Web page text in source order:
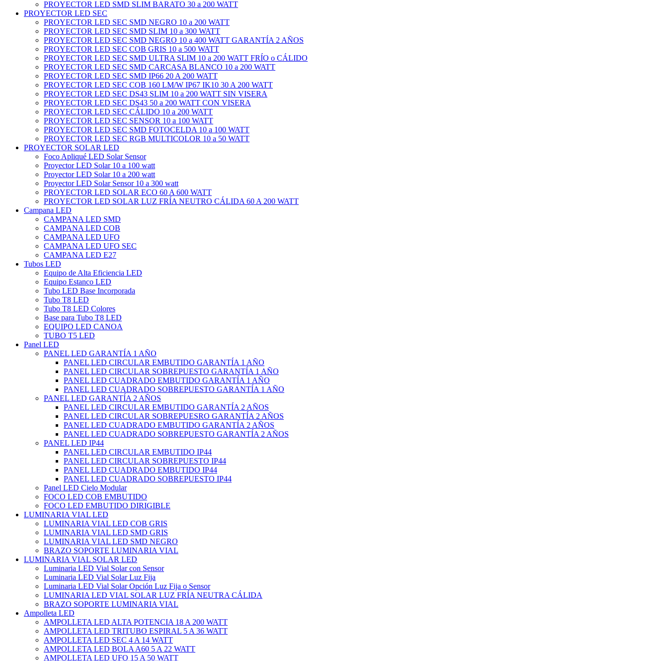
PROYECTOR LED SMD SLIM BARATO 30 a 200 WATT
PROYECTOR LED SEC
PROYECTOR LED SEC SMD NEGRO 10 a 200 WATT
PROYECTOR LED SEC SMD SLIM 10 a 300 WATT
PROYECTOR LED SEC SMD NEGRO 10 a 400 WATT GARANTÍA 2 AÑOS
PROYECTOR LED SEC COB GRIS 10 a 500 WATT
PROYECTOR LED SEC SMD ULTRA SLIM 10 a 200 WATT FRÍO o CÁLIDO
PROYECTOR LED SEC SMD CARCASA BLANCO 10 a 200 WATT
PROYECTOR LED SEC SMD IP66 20 A 200 WATT
PROYECTOR LED SEC COB 160 LM/W IP67 IK10 30 A 200 WATT
PROYECTOR LED SEC DS43 SLIM 10 a 200 WATT SIN VISERA
PROYECTOR LED SEC DS43 50 a 200 WATT CON VISERA
PROYECTOR LED SEC CÁLIDO 10 a 200 WATT
PROYECTOR LED SEC SENSOR 10 a 100 WATT
PROYECTOR LED SEC SMD FOTOCELDA 10 a 100 WATT
PROYECTOR LED SEC RGB MULTICOLOR 10 a 50 WATT
PROYECTOR SOLAR LED
Foco Apliqué LED Solar Sensor
Proyector LED Solar 10 a 100 watt
Proyector LED Solar 10 a 200 watt
Proyector LED Solar Sensor 10 a 300 watt
PROYECTOR LED SOLAR ECO 60 A 600 WATT
PROYECTOR LED SOLAR LUZ FRÍA NEUTRO CÁLIDA 60 A 200 WATT
Campana LED
CAMPANA LED SMD
CAMPANA LED COB
CAMPANA LED UFO
CAMPANA LED UFO SEC
CAMPANA LED E27
Tubos LED
Equipo de Alta Eficiencia LED
Equipo Estanco LED
Tubo LED Base Incorporada
Tubo T8 LED
Tubo T8 LED Colores
Base para Tubo T8 LED
EQUIPO LED CANOA
TUBO T5 LED
Panel LED
PANEL LED GARANTÍA 1 AÑO
PANEL LED CIRCULAR EMBUTIDO GARANTÍA 1 AÑO
PANEL LED CIRCULAR SOBREPUESTO GARANTÍA 1 AÑO
PANEL LED CUADRADO EMBUTIDO GARANTÍA 1 AÑO
PANEL LED CUADRADO SOBREPUESTO GARANTÍA 1 AÑO
PANEL LED GARANTÍA 2 AÑOS
PANEL LED CIRCULAR EMBUTIDO GARANTÍA 2 AÑOS
PANEL LED CIRCULAR SOBREPUESRO GARANTÍA 2 AÑOS
PANEL LED CUADRADO EMBUTIDO GARANTÍA 2 AÑOS
PANEL LED CUADRADO SOBREPUESTO GARANTÍA 2 AÑOS
PANEL LED IP44
PANEL LED CIRCULAR EMBUTIDO IP44
PANEL LED CIRCULAR SOBREPUESTO IP44
PANEL LED CUADRADO EMBUTIDO IP44
PANEL LED CUADRADO SOBREPUESTO IP44
Panel LED Cielo Modular
FOCO LED COB EMBUTIDO
FOCO LED EMBUTIDO DIRIGIBLE
LUMINARIA VIAL LED
LUMINARIA VIAL LED COB GRIS
LUMINARIA VIAL LED SMD GRIS
LUMINARIA VIAL LED SMD NEGRO
BRAZO SOPORTE LUMINARIA VIAL
LUMINARIA VIAL SOLAR LED
Luminaria LED Vial Solar con Sensor
Luminaria LED Vial Solar Luz Fija
Luminaria LED Vial Solar Opción Luz Fija o Sensor
LUMINARIA LED VIAL SOLAR LUZ FRÍA NEUTRA CÁLIDA
BRAZO SOPORTE LUMINARIA VIAL
Ampolleta LED
AMPOLLETA LED ALTA POTENCIA 18 A 200 WATT
AMPOLLETA LED TRITUBO ESPIRAL 5 A 36 WATT
AMPOLLETA LED SEC 4 A 14 WATT
AMPOLLETA LED BOLA A60 5 A 22 WATT
AMPOLLETA LED UFO 15 A 50 WATT